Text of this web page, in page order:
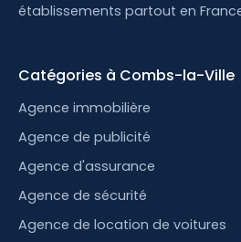
établissements partout en
Catégories à Combs-la-Ville
Agence immobilière
Agence de publicité
Agence d'assurance
Agence de sécurité
Agence de location de voitures